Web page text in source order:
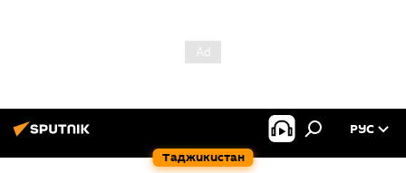
Таджикистан
РУС